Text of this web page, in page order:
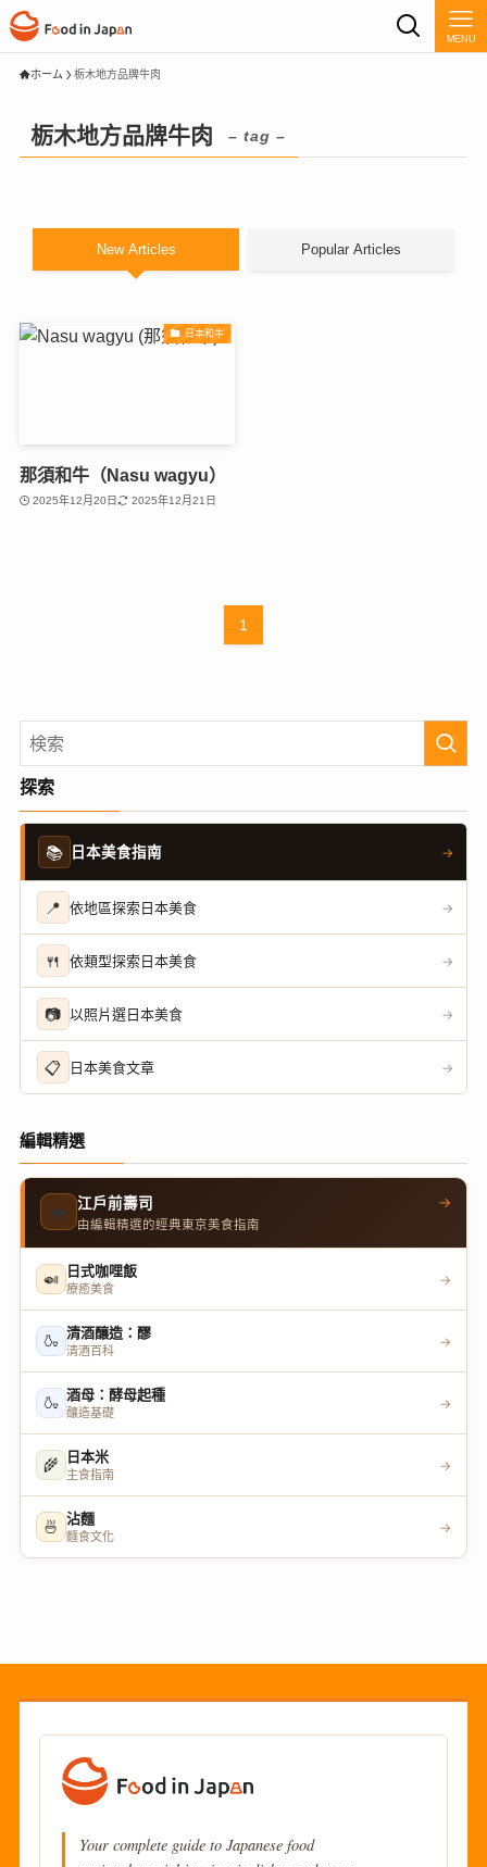
MENU
ホーム 栃木地方品牌牛肉
栃木地方品牌牛肉 – tag –
New Articles Popular Articles
日本和牛
那須和牛（Nasu wagyu）
2025年12月20日 2025年12月21日
1
探索
📚 日本美食指南 →
📍 依地區探索日本美食 →
🍴 依類型探索日本美食 →
📷 以照片選日本美食 →
📋 日本美食文章 →
編輯精選
🍣 江戶前壽司
由編輯精選的經典東京美食指南
→
🍛 日式咖哩飯
療癒美食
→
🍶 清酒釀造：醪
清酒百科
→
🍶 酒母：酵母起種
釀造基礎
→
🌾 日本米
主食指南
→
🍜 沾麵
麵食文化
→
Your complete guide to Japanese food